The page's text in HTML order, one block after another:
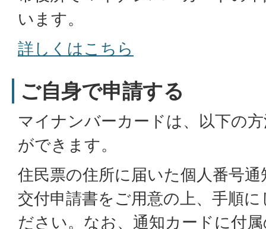
います。
詳しくはこちら
ご自身で申請する
マイナンバーカードは、以下の
ができます。
住民票の住所に届いた個人番号
交付申請書をご用意の上、手順
ださい。なお、通知カードに付